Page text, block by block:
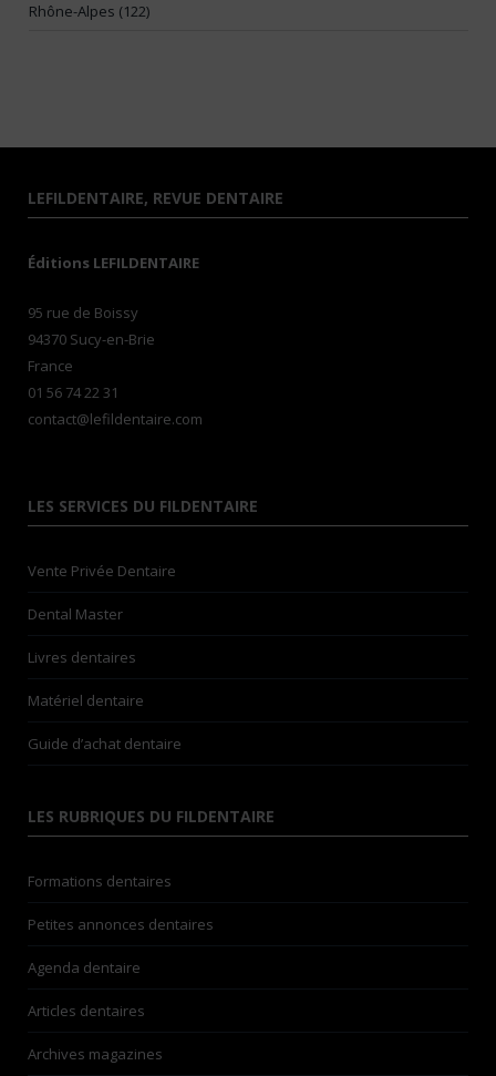
Rhône-Alpes (122)
LEFILDENTAIRE, REVUE DENTAIRE
Éditions LEFILDENTAIRE
95 rue de Boissy
94370 Sucy-en-Brie
France
01 56 74 22 31
contact@lefildentaire.com
LES SERVICES DU FILDENTAIRE
Vente Privée Dentaire
Dental Master
Livres dentaires
Matériel dentaire
Guide d’achat dentaire
LES RUBRIQUES DU FILDENTAIRE
Formations dentaires
Petites annonces dentaires
Agenda dentaire
Articles dentaires
Archives magazines